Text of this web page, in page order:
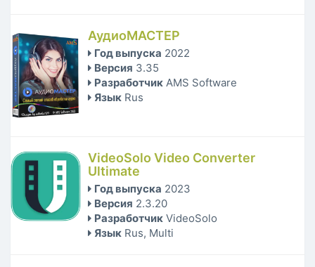
АудиоМАСТЕР
Год выпуска 2022
Версия 3.35
Разработчик AMS Software
Язык Rus
VideoSolo Video Converter
Ultimate
Год выпуска 2023
Версия 2.3.20
Разработчик VideoSolo
Язык Rus, Multi